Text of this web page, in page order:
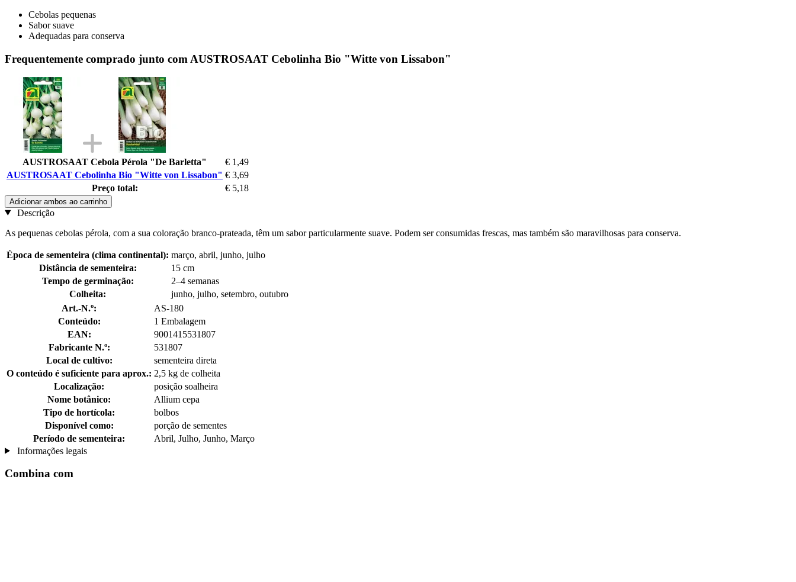
Cebolas pequenas
Sabor suave
Adequadas para conserva
Frequentemente comprado junto com AUSTROSAAT Cebolinha Bio "Witte von Lissabon"
AUSTROSAAT Cebola Pérola "De Barletta"
€ 1,49
AUSTROSAAT Cebolinha Bio "Witte von Lissabon" € 3,69
Preço total:
€ 5,18
Adicionar ambos ao carrinho
Descrição
As pequenas cebolas pérola, com a sua coloração branco-prateada, têm um sabor particularmente suave. Podem ser consumidas frescas, mas também são maravilhosas para conserva.
Época de sementeira (clima continental): março, abril, junho, julho
Distância de sementeira:
15 cm
Tempo de germinação:
2–4 semanas
Colheita:
junho, julho, setembro, outubro
Art.-N.º:
AS-180
Conteúdo:
1 Embalagem
EAN:
9001415531807
Fabricante N.º:
531807
Local de cultivo:
sementeira direta
O conteúdo é suficiente para aprox.: 2,5 kg de colheita
Localização:
posição soalheira
Nome botânico:
Allium cepa
Tipo de hortícola:
bolbos
Disponível como:
porção de sementes
Período de sementeira:
Abril, Julho, Junho, Março
Informações legais
Combina com